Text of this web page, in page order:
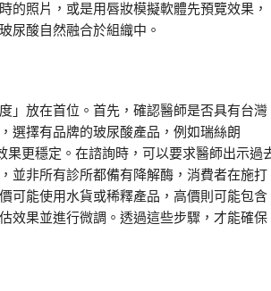
的照片，或是用唇妝模擬軟體先預覽效果，
尿酸自然融合於組織中。
」放在首位。首先，確認醫師是否具有台灣
選擇有品牌的玻尿酸產品，例如瑞絲朗
果更穩定。在諮詢時，可以要求醫師出示過
並非所有診所都備有降解酶，消費者在施打
可能使用水貨或稀釋產品，高價則可能包含
效果並進行微調。透過這些步驟，才能確保